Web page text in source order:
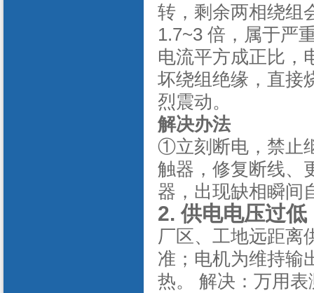
转，剩余两相绕组
1.7~3 倍，属于严
电流平方成正比，
坏绕组绝缘，直接
烈震动。
解决办法
①立刻断电，禁止
触器，修复断线、
器，出现缺相瞬间
2. 供电电压过低
厂区、工地远距离
准；电机为维持输
热。
解决：万用